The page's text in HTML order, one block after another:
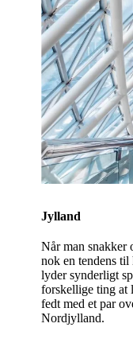
Jylland
Når man snakker
nok en tendens
lyder synderligt
forskellige ting at
fedt med et par
Nordjylland.